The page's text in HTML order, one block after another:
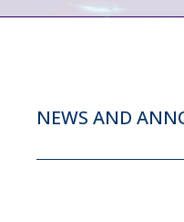
NEWS AND